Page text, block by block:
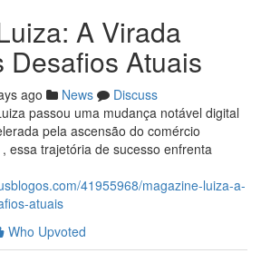
A Virada
Desafios Atuais
ago News
Discuss
passou uma mudança notável digital
pela ascensão do comércio
essa trajetória de sucesso enfrenta
41955968/magazine-luiza-a-
atuais
Who Upvoted